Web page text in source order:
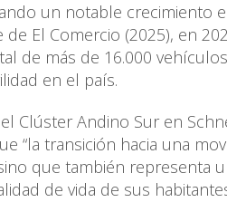
un notable crecimiento
El Comercio (2025), en
de más de 16.000
en el país.
Clúster Andino Sur en
“la transición hacia una
que también representa
de vida de sus